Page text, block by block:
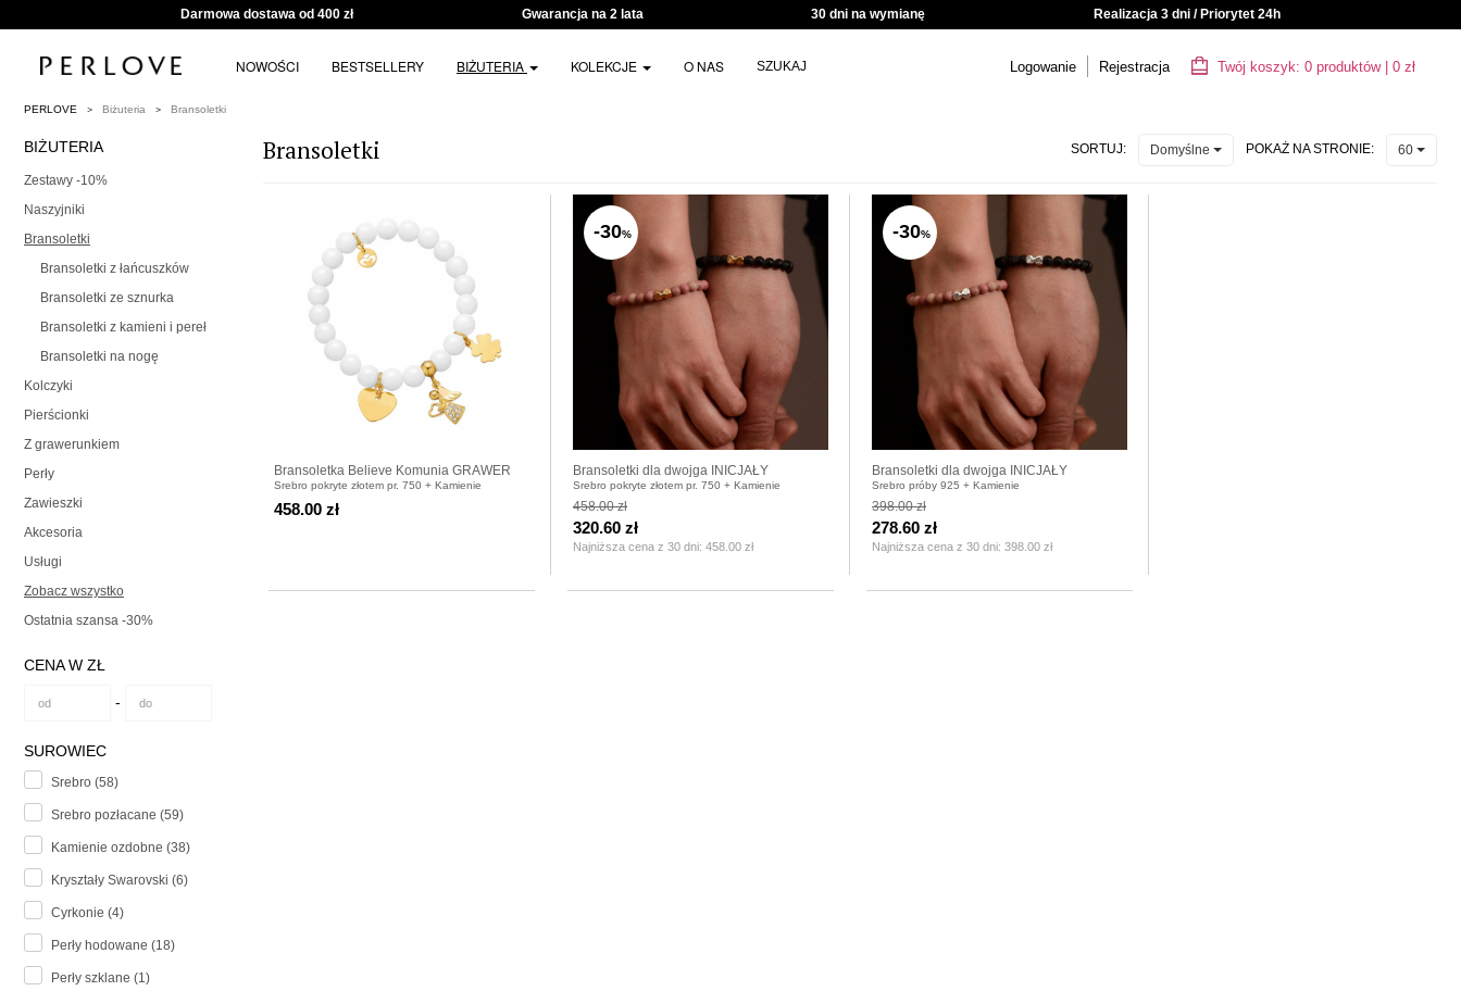
Darmowa dostawa od 400 zł Gwarancja na 2 lata 30 dni na wymianę Realizacja 3 dni / Priorytet 24h
NOWOŚCI BESTSELLERY BIŻUTERIA KOLEKCJE O NAS SZUKAJ Logowanie Rejestracja Twój koszyk: 0 produktów| 0 zł
PERLOVE Biżuteria Bransoletki
BIŻUTERIA
Zestawy -10%
Naszyjniki
Bransoletki
Bransoletki z łańcuszków
Bransoletki ze sznurka
Bransoletki z kamieni i pereł
Bransoletki na nogę
Kolczyki
Pierścionki
Z grawerunkiem
Perły
Zawieszki
Akcesoria
Usługi
Zobacz wszystko
Ostatnia szansa -30%
CENA W ZŁ
-
SUROWIEC
Srebro (58)
Srebro pozłacane (59)
Kamienie ozdobne (38)
Kryształy Swarovski (6)
Cyrkonie (4)
Perły hodowane (18)
Perły szklane (1)
SORTUJ: Domyślne POKAŻ NA STRONIE: 60
Bransoletki
Bransoletka Believe Komunia GRAWER
Srebro pokryte złotem pr. 750 + Kamienie
458.00 zł
-30%
Bransoletki dla dwojga INICJAŁY
Srebro pokryte złotem pr. 750 + Kamienie
458.00 zł
Najniższa cena z 30 dni: 458.00 zł
320.60 zł
-30%
Bransoletki dla dwojga INICJAŁY
Srebro próby 925 + Kamienie
398.00 zł
Najniższa cena z 30 dni: 398.00 zł
278.60 zł